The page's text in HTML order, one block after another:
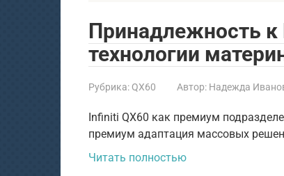
Принадлежность к
технологии
Рубрика:QX60 Автор: Надежда
Infiniti QX60 как премиум
премиум адаптация массовых
Читать полностью